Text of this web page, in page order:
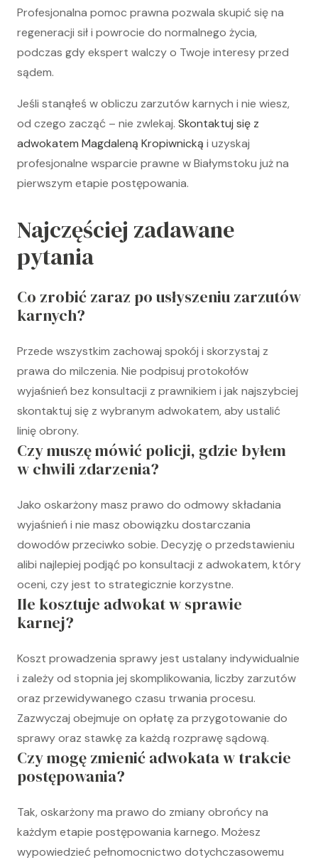
Profesjonalna pomoc prawna pozwala skupić się na
regeneracji sił i powrocie do normalnego życia,
podczas gdy ekspert walczy o Twoje interesy przed
sądem.
Jeśli stanąłeś w obliczu zarzutów karnych i nie wiesz,
od czego zacząć – nie zwlekaj. Skontaktuj się z
adwokatem Magdaleną Kropiwnicką i uzyskaj
profesjonalne wsparcie prawne w Białymstoku już na
pierwszym etapie postępowania.
Najczęściej zadawane
pytania
Co zrobić zaraz po usłyszeniu zarzutów
karnych?
Przede wszystkim zachowaj spokój i skorzystaj z
prawa do milczenia. Nie podpisuj protokołów
wyjaśnień bez konsultacji z prawnikiem i jak najszybciej
skontaktuj się z wybranym adwokatem, aby ustalić
linię obrony.
Czy muszę mówić policji, gdzie byłem
w chwili zdarzenia?
Jako oskarżony masz prawo do odmowy składania
wyjaśnień i nie masz obowiązku dostarczania
dowodów przeciwko sobie. Decyzję o przedstawieniu
alibi najlepiej podjąć po konsultacji z adwokatem, który
oceni, czy jest to strategicznie korzystne.
Ile kosztuje adwokat w sprawie
karnej?
Koszt prowadzenia sprawy jest ustalany indywidualnie
i zależy od stopnia jej skomplikowania, liczby zarzutów
oraz przewidywanego czasu trwania procesu.
Zazwyczaj obejmuje on opłatę za przygotowanie do
sprawy oraz stawkę za każdą rozprawę sądową.
Czy mogę zmienić adwokata w trakcie
postępowania?
Tak, oskarżony ma prawo do zmiany obrońcy na
każdym etapie postępowania karnego. Możesz
wypowiedzieć pełnomocnictwo dotychczasowemu